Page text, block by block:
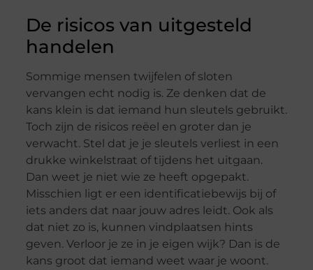
De risicos van uitgesteld
handelen
Sommige mensen twijfelen of sloten
vervangen echt nodig is. Ze denken dat de
kans klein is dat iemand hun sleutels gebruikt.
Toch zijn de risicos reëel en groter dan je
verwacht. Stel dat je je sleutels verliest in een
drukke winkelstraat of tijdens het uitgaan.
Dan weet je niet wie ze heeft opgepakt.
Misschien ligt er een identificatiebewijs bij of
iets anders dat naar jouw adres leidt. Ook als
dat niet zo is, kunnen vindplaatsen hints
geven. Verloor je ze in je eigen wijk? Dan is de
kans groot dat iemand weet waar je woont.